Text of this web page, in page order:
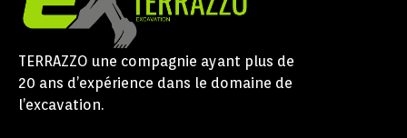
TERRAZZO une compagnie ayant plus de
20 ans d’expérience dans le domaine de
l’excavation.